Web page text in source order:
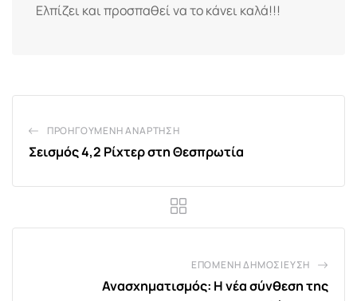
Ελπίζει και προσπαθεί να το κάνει καλά!!!
ΠΡΟΗΓΟΎΜΕΝΗ ΑΝΆΡΤΗΣΗ
Σεισμός 4,2 Ρίχτερ στη Θεσπρωτία
ΕΠΌΜΕΝΗ ΔΗΜΟΣΊΕΥΣΗ
Ανασχηματισμός: Η νέα σύνθεση της